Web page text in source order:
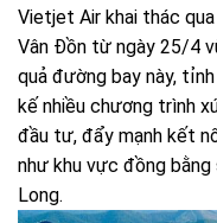
Vietjet Air khai thác
Vân Đồn từ ngày 25/4
quả đường bay này,
kế nhiều chương trình
đầu tư, đẩy mạnh kết
như khu vực đồng
Long.